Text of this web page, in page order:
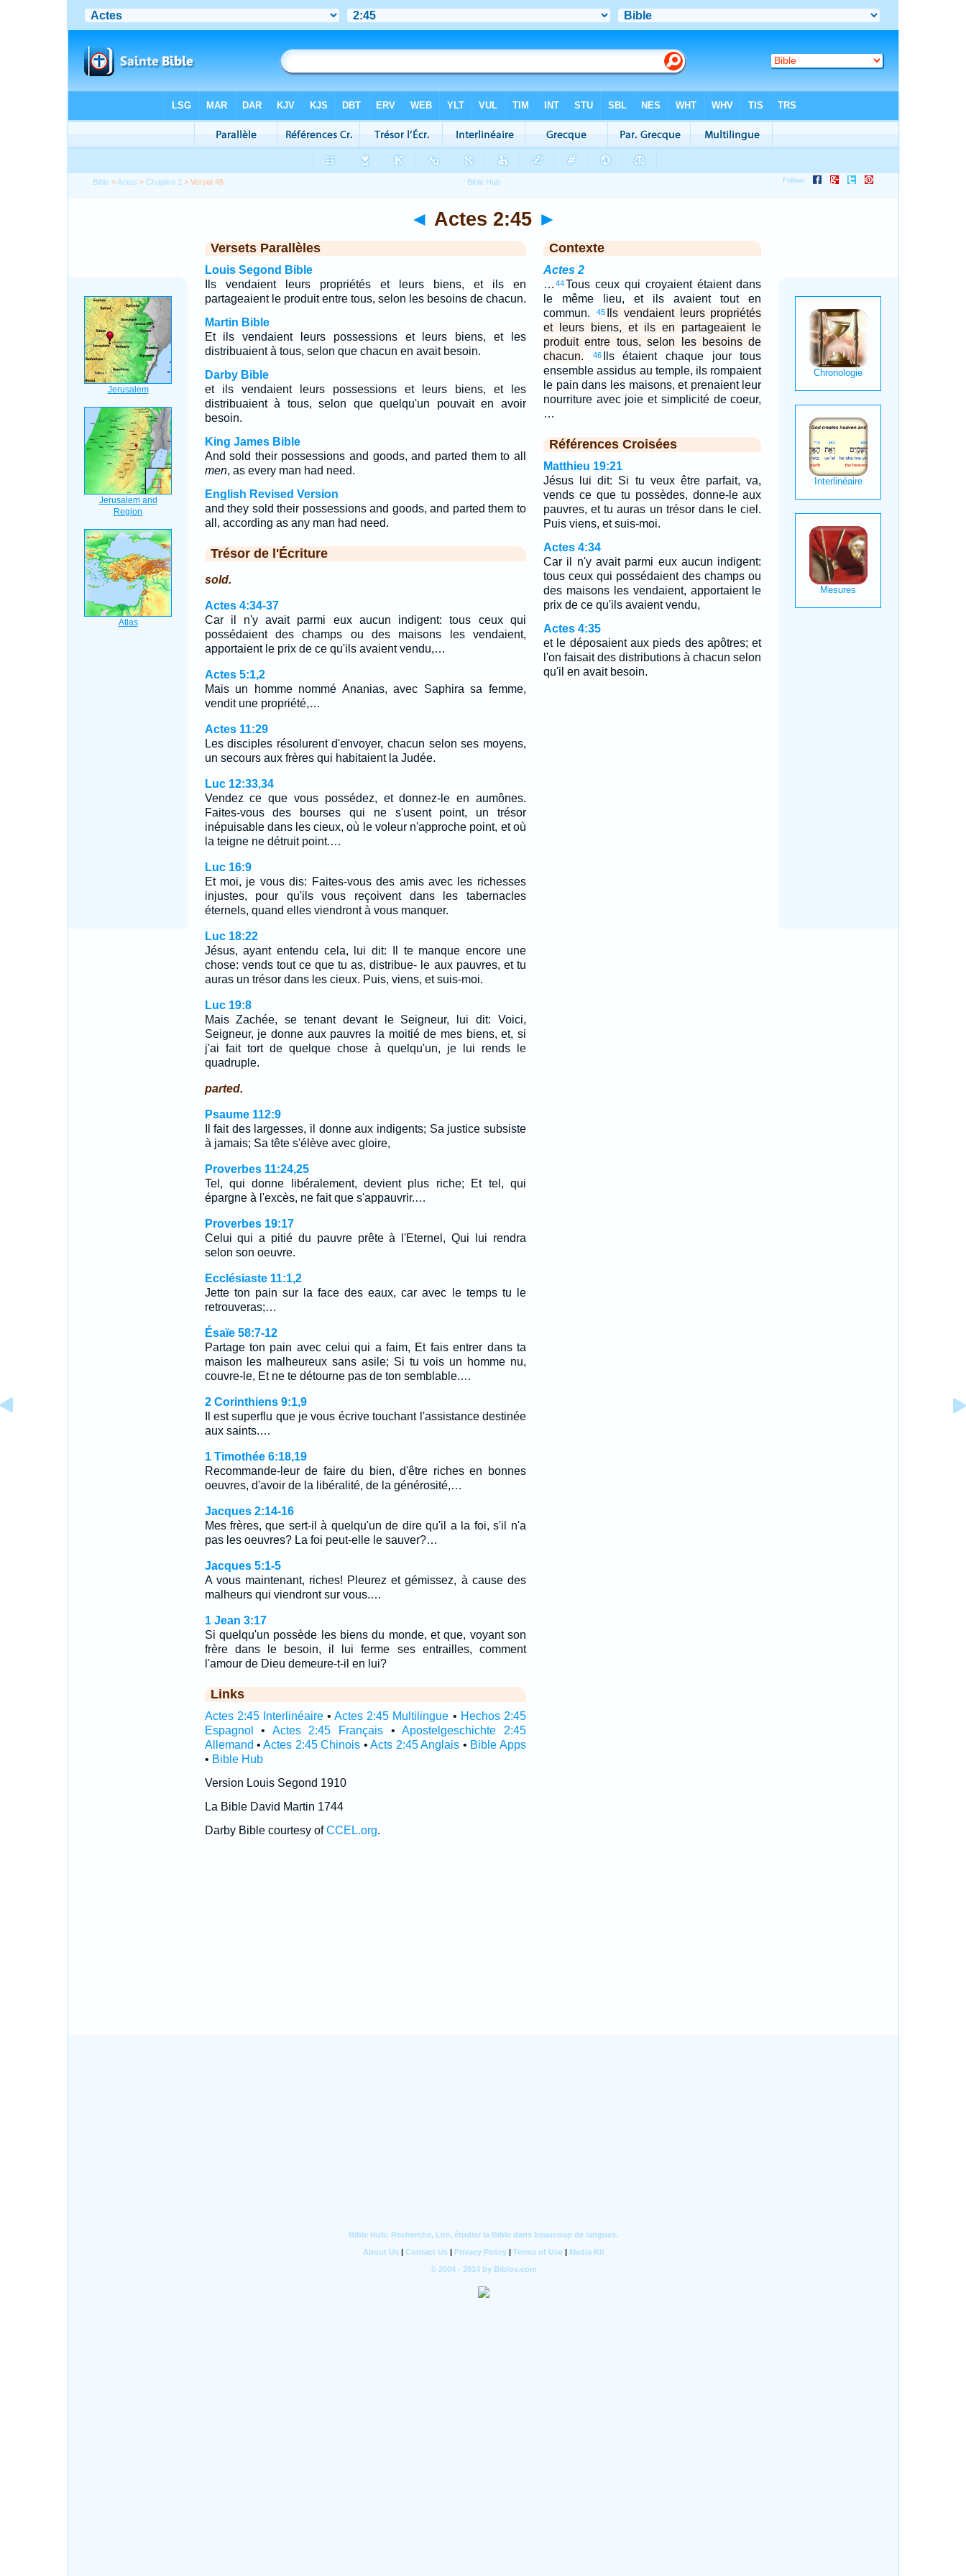
Bible >Actes >Chapitre 2 > Verset 45
◄ Actes 2:45 ►
Versets Parallèles
Louis Segond Bible
Ils vendaient leurs propriétés et leurs biens, et ils en
partageaient le produit entre tous, selon les besoins de chacun.
Martin Bible
Et ils vendaient leurs possessions et leurs biens, et les
distribuaient à tous, selon que chacun en avait besoin.
Darby Bible
et ils vendaient leurs possessions et leurs biens, et les
distribuaient à tous, selon que quelqu'un pouvait en avoir
besoin.
King James Bible
And sold their possessions and goods, and parted them to all
men, as every man had need.
English Revised Version
and they sold their possessions and goods, and parted them to
all, according as any man had need.
Trésor de l'Écriture
sold.
Actes 4:34-37
Car il n'y avait parmi eux aucun indigent: tous ceux qui
possédaient des champs ou des maisons les vendaient,
apportaient le prix de ce qu'ils avaient vendu,…
Actes 5:1,2
Mais un homme nommé Ananias, avec Saphira sa femme,
vendit une propriété,…
Actes 11:29
Les disciples résolurent d'envoyer, chacun selon ses moyens,
un secours aux frères qui habitaient la Judée.
Luc 12:33,34
Vendez ce que vous possédez, et donnez-le en aumônes.
Faites-vous des bourses qui ne s'usent point, un trésor
inépuisable dans les cieux, où le voleur n'approche point, et où
la teigne ne détruit point.…
Luc 16:9
Et moi, je vous dis: Faites-vous des amis avec les richesses
injustes, pour qu'ils vous reçoivent dans les tabernacles
éternels, quand elles viendront à vous manquer.
Luc 18:22
Jésus, ayant entendu cela, lui dit: Il te manque encore une
chose: vends tout ce que tu as, distribue- le aux pauvres, et tu
auras un trésor dans les cieux. Puis, viens, et suis-moi.
Luc 19:8
Mais Zachée, se tenant devant le Seigneur, lui dit: Voici,
Seigneur, je donne aux pauvres la moitié de mes biens, et, si
j'ai fait tort de quelque chose à quelqu'un, je lui rends le
quadruple.
parted.
Psaume 112:9
Il fait des largesses, il donne aux indigents; Sa justice subsiste
à jamais; Sa tête s'élève avec gloire,
Proverbes 11:24,25
Tel, qui donne libéralement, devient plus riche; Et tel, qui
épargne à l'excès, ne fait que s'appauvrir.…
Proverbes 19:17
Celui qui a pitié du pauvre prête à l'Eternel, Qui lui rendra
selon son oeuvre.
Ecclésiaste 11:1,2
Jette ton pain sur la face des eaux, car avec le temps tu le
retrouveras;…
Ésaïe 58:7-12
Partage ton pain avec celui qui a faim, Et fais entrer dans ta
maison les malheureux sans asile; Si tu vois un homme nu,
couvre-le, Et ne te détourne pas de ton semblable.…
2 Corinthiens 9:1,9
Il est superflu que je vous écrive touchant l'assistance destinée
aux saints.…
1 Timothée 6:18,19
Recommande-leur de faire du bien, d'être riches en bonnes
oeuvres, d'avoir de la libéralité, de la générosité,…
Jacques 2:14-16
Mes frères, que sert-il à quelqu'un de dire qu'il a la foi, s'il n'a
pas les oeuvres? La foi peut-elle le sauver?…
Jacques 5:1-5
A vous maintenant, riches! Pleurez et gémissez, à cause des
malheurs qui viendront sur vous.…
1 Jean 3:17
Si quelqu'un possède les biens du monde, et que, voyant son
frère dans le besoin, il lui ferme ses entrailles, comment
l'amour de Dieu demeure-t-il en lui?
Links
Actes 2:45 Interlinéaire•Actes 2:45 Multilingue • Hechos 2:45
Espagnol
• Actes 2:45 Français •Apostelgeschichte 2:45
Allemand •Actes 2:45 Chinois •Acts 2:45 Anglais • Bible Apps
• Bible Hub
Version Louis Segond 1910
La Bible David Martin 1744
Darby Bible courtesy ofCCEL.org.
Contexte
Actes 2
… 44Tous ceux qui croyaient étaient dans
le même lieu, et ils avaient tout en
commun.
45
Ils vendaient leurs propriétés
et leurs biens, et ils en partageaient le
produit entre tous, selon les besoins de
chacun.
46
Ils étaient chaque jour tous
ensemble assidus au temple, ils rompaient
le pain dans les maisons, et prenaient leur
nourriture avec joie et simplicité de coeur,
…
Références Croisées
Matthieu 19:21
Jésus lui dit: Si tu veux être parfait, va,
vends ce que tu possèdes, donne-le aux
pauvres, et tu auras un trésor dans le ciel.
Puis viens, et suis-moi.
Actes 4:34
Car il n'y avait parmi eux aucun indigent:
tous ceux qui possédaient des champs ou
des maisons les vendaient, apportaient le
prix de ce qu'ils avaient vendu,
Actes 4:35
et le déposaient aux pieds des apôtres; et
l'on faisait des distributions à chacun selon
qu'il en avait besoin.